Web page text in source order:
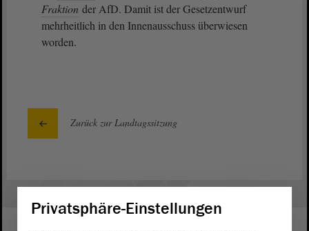
Fraktion der AfD. Damit ist der Gesetzentwurf
mehrheitlich in den Innenausschuss überwiesen
worden.
Zurück zur Landtagssitzung
Privatsphäre-Einstellungen